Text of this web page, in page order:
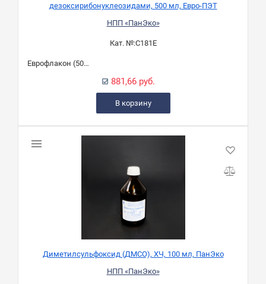
дезоксирибонуклеозидами, 500 мл, Евро-ПЭТ
НПП «ПанЭко»
Кат. №:С181Е
Еврофлакон (500 мл)
881,66 руб.
В корзину
Диметилсульфоксид (ДМСО), ХЧ, 100 мл, ПанЭко
НПП «ПанЭко»